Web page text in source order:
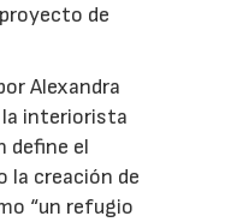
de
Alexandra
interiorista
define el
la creación de
“un refugio